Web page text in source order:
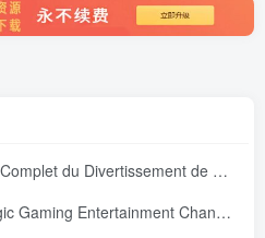
de Maison de Jeu Stratégique
Changing Sequence Forecasting